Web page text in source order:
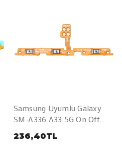
Samsung Uyumlu Galaxy
SM-A336 A33 5G On Off
Filmi Flex
236,40TL